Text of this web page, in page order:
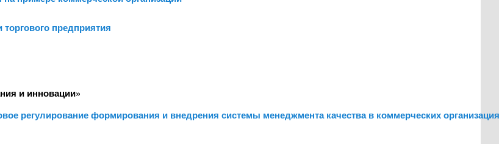
предприятия
и инновации»
регулирование формирования и внедрения системы менеджмента качества в коммерческих